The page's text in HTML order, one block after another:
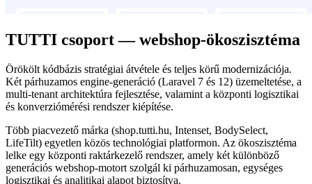
TUTTI csoport — webshop-ökoszisztéma
Örökölt kódbázis stratégiai átvétele és teljes körű modernizációja.
Két párhuzamos engine-generáció (Laravel 7 és 12) üzemeltetése, a
multi-tenant architektúra fejlesztése, valamint a központi logisztikai
és konverziómérési rendszer kiépítése.
Több piacvezető márka (shop.tutti.hu, Intenset, BodySelect,
LifeTilt) egyetlen közös technológiai platformon. Az ökoszisztéma
lelke egy központi raktárkezelő rendszer, amely két különböző
generációs webshop-motort szolgál ki párhuzamosan, egységes
logisztikai és analitikai alapot biztosítva.